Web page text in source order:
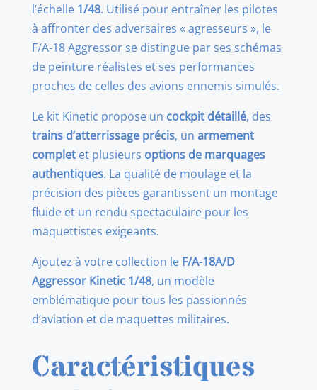
l’échelle 1/48. Utilisé pour entraîner les pilotes
à affronter des adversaires « agresseurs », le
F/A-18 Aggressor se distingue par ses schémas
de peinture réalistes et ses performances
proches de celles des avions ennemis simulés.
Le kit Kinetic propose un cockpit détaillé, des
trains d’atterrissage précis, un armement
completet plusieurs options de marquages
authentiques. La qualité de moulage et la
précision des pièces garantissent un montage
fluide et un rendu spectaculaire pour les
maquettistes exigeants.
Ajoutez à votre collection le F/A-18A/D
Aggressor Kinetic 1/48, un modèle
emblématique pour tous les passionnés
d’aviation et de maquettes militaires.
Caractéristiques